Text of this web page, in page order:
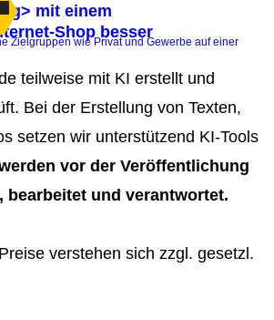
mit einem
Shop besser
Zielgruppen wie Privat und Gewerbe auf einer
teilweise mit KI erstellt und
Bei der Erstellung von Texten,
setzen wir unterstützend KI‑Tools
vor der Veröffentlichung
bearbeitet und verantwortet.
verstehen sich zzgl. gesetzl.